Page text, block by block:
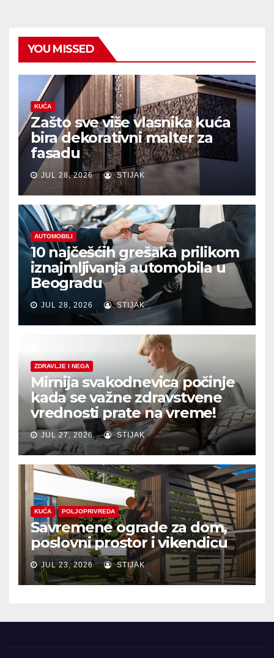
YOU MISSED
KUĆA
Zašto sve više vlasnika kuća
bira dekorativni malter za
fasadu
JUL 28, 2026 STIJAK
AUTOMOBILI
10 najčešćih grešaka prilikom
iznajmljivanja automobila u
Beogradu
JUL 28, 2026 STIJAK
ZDRAVLJE I NEGA
Mirnija svakodnevica počinje
kada se važne zdravstvene
vrednosti prate na vreme!
JUL 27, 2026 STIJAK
KUĆA POLJOPRIVREDA
Savremene ograde za dom,
poslovni prostor i vikendicu
JUL 23, 2026 STIJAK